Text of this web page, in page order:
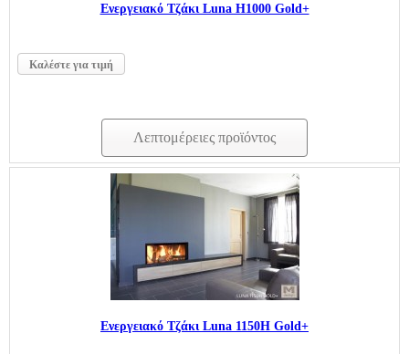
Ενεργειακό Τζάκι Luna H1000 Gold+
Καλέστε για τιμή
Λεπτομέρειες προϊόντος
Ενεργειακό Τζάκι Luna 1150H Gold+